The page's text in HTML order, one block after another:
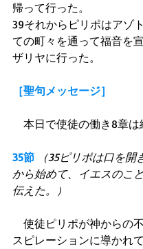
帰って行った。
39それからピリポはアゾ
ての町々を通って福音を
ザリヤに行った。
［聖句メッセージ］
本日で使徒の働き8章は
35節
（35ピリポは口を開
から始めて、イエスのこ
伝えた。）
使徒ピリポが神からの
スピレーションに導かれ